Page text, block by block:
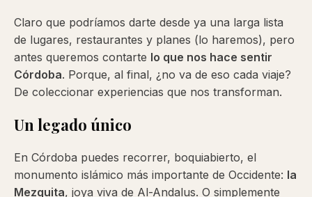
Claro que podríamos darte desde ya una larga lista
de lugares, restaurantes y planes (lo haremos), pero
antes queremos contarte lo que nos hace sentir
Córdoba. Porque, al final, ¿no va de eso cada viaje?
De coleccionar experiencias que nos transforman.
Un legado único
En Córdoba puedes recorrer, boquiabierto, el
monumento islámico más importante de Occidente: la
Mezquita, joya viva de Al-Andalus. O simplemente